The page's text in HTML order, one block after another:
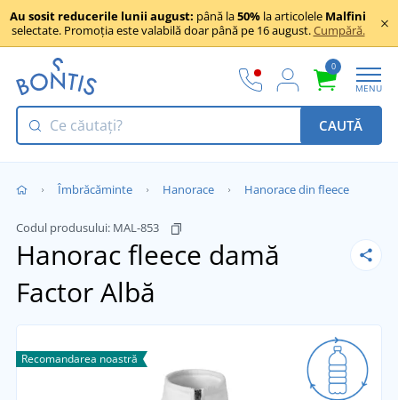
Au sosit reducerile lunii august: până la50% la articolele Malfini
selectate. Promoția este valabilă doar până pe 16 august.Cumpără.
0
MENU
CAUTĂ
Îmbrăcăminte Hanorace Hanorace din fleece
Codul produsului: MAL-853
Hanorac fleece damă
FactorAlbă
Recomandarea noastră